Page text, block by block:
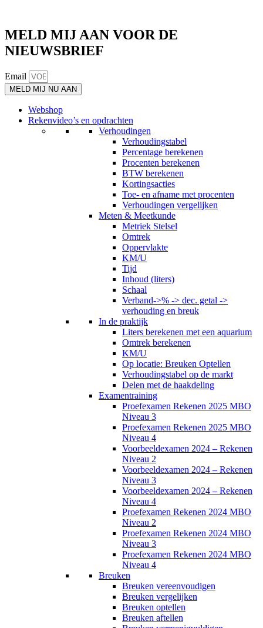
MELD MIJ AAN VOOR DE
NIEUWSBRIEF
Email
MELD MIJ NU AAN
Webshop
Rekenvideo’s en opdrachten
Verhoudingen
Verhoudingstabel
Percentage berekenen
Procenten berekenen
BTW berekenen
Kortingsacties
Toe- en afname met procenten
Verhoudingen vergelijken
Meten & Meetkunde
Metriek Stelsel
Omtrek
Oppervlakte
KM/U
Tijd
Inhoud (liters)
Schaal
Verband->% -> dec. getal ->
verhouding en breuk
In de praktijk
Liters berekenen met een aquarium
Omtrek berekenen
KM/U
Op locatie: Breuken Optellen
Verhoudingstabel op de markt
Delen met de haakdeling
Examentraining
Proefexamen Rekenen 2025 MBO
Niveau 3
Proefexamen Rekenen 2025 MBO
Niveau 4
Voorbeeldexamen 2024 – Rekenen
Niveau 2
Voorbeeldexamen 2024 – Rekenen
Niveau 3
Voorbeeldexamen 2024 – Rekenen
Niveau 4
Proefexamen Rekenen 2024 MBO
Niveau 2
Proefexamen Rekenen 2024 MBO
Niveau 3
Proefexamen Rekenen 2024 MBO
Niveau 4
Breuken
Breuken vereenvoudigen
Breuken vergelijken
Breuken optellen
Breuken aftellen